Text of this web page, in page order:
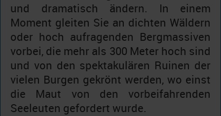
und dramatisch ändern. In einem
Moment gleiten Sie an dichten Wäldern
oder hoch aufragenden Bergmassiven
vorbei, die mehr als 300 Meter hoch sind
und von den spektakulären Ruinen der
vielen Burgen gekrönt werden, wo einst
die Maut von den vorbeifahrenden
Seeleuten gefordert wurde.